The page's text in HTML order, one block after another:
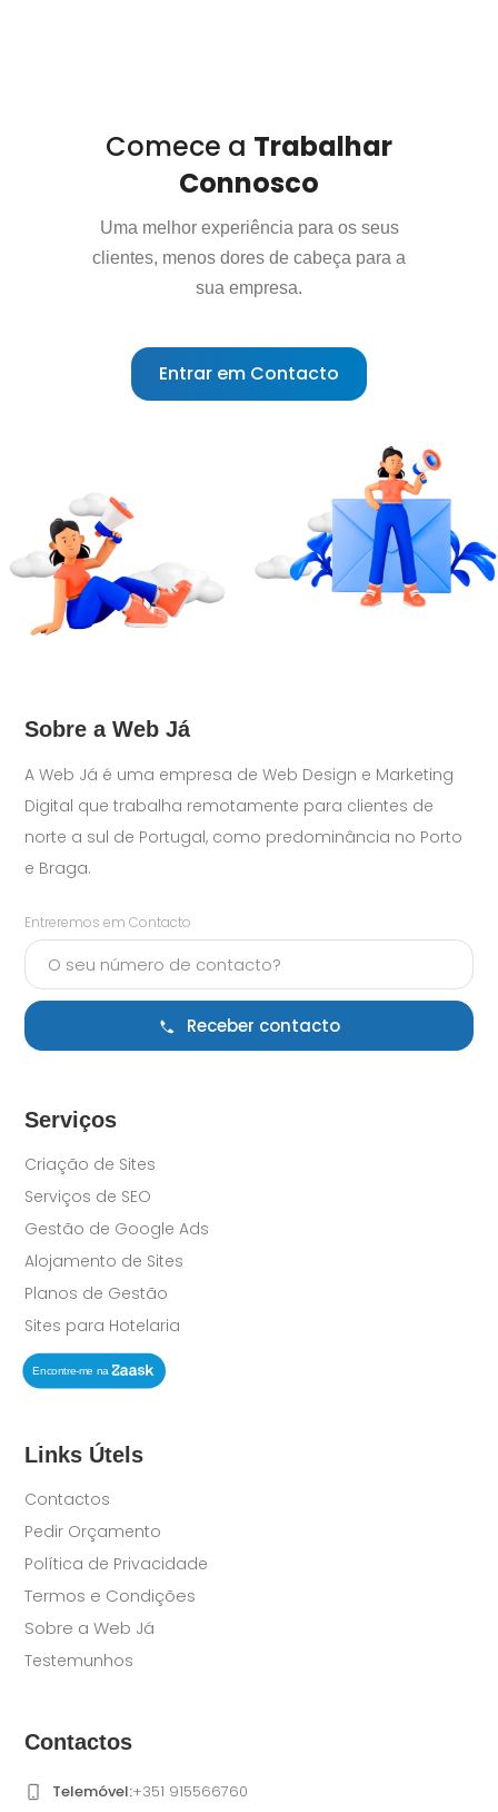
Comece a Trabalhar
Connosco
Uma melhor experiência para os seus
clientes, menos dores de cabeça para a
sua empresa.
Entrar em Contacto
Sobre a Web Já
A Web Já é uma empresa de Web Design e Marketing
Digital que trabalha remotamente para clientes de
norte a sul de Portugal, como predominância no Porto
e Braga.
Entreremos em Contacto
Receber contacto
Serviços
Criação de Sites
Serviços de SEO
Gestão de Google Ads
Alojamento de Sites
Planos de Gestão
Sites para Hotelaria
Links Útels
Contactos
Pedir Orçamento
Política de Privacidade
Termos e Condições
Sobre a Web Já
Testemunhos
Contactos
Telemóvel:+351 915566760